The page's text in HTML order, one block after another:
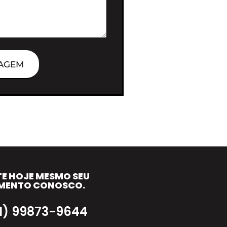
HOJE MESMO SEU
CONOSCO.
99873-9644